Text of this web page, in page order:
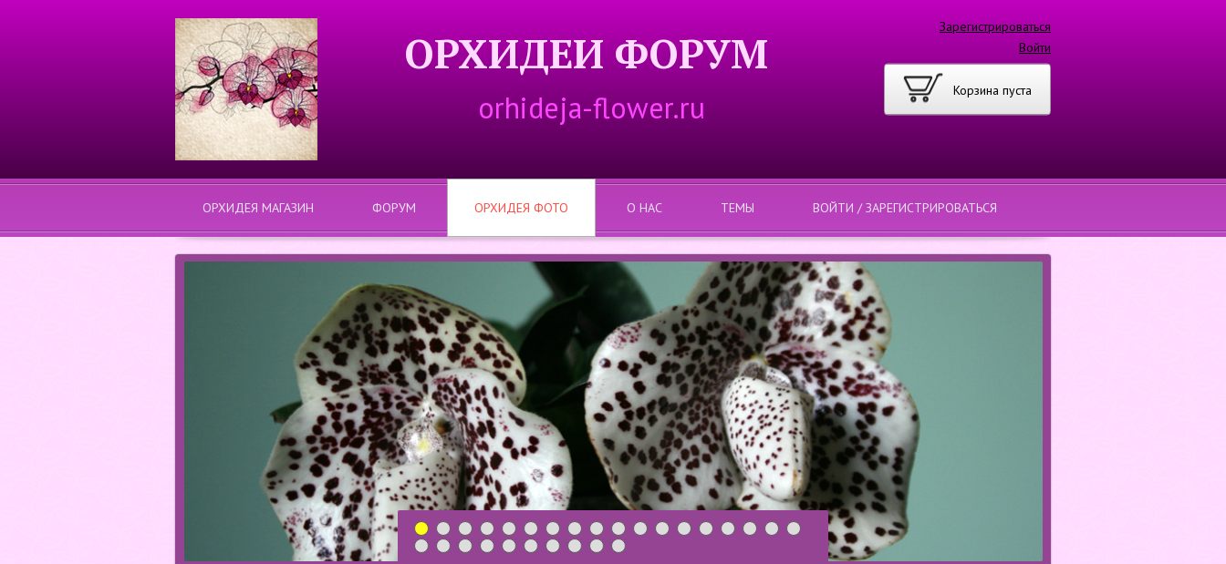
Корзина пуста
Зарегистрироваться
Войти
ОРХИДЕИ ФОРУМ
orhideja-flower.ru
ОРХИДЕЯ МАГАЗИН ФОРУМ ОРХИДЕЯ ФОТО О НАС ТЕМЫ ВОЙТИ / ЗАРЕГИСТРИРОВАТЬСЯ
1 2 3 4 5 6 7 8 9 10 11 12 13 14 15 16 17 18
19 20 21 22 23 24 25 26 27 28